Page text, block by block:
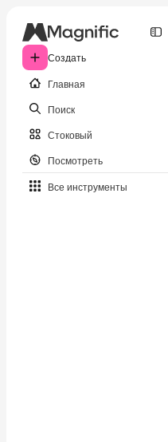
Создать
Главная
Поиск
Стоковый
Посмотреть
Все инструменты